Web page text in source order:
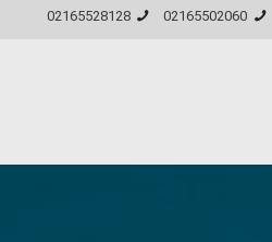
02165502060
02165528128